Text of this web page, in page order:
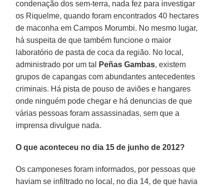
condenação dos sem-terra, nada fez para investigar
os Riquelme, quando foram encontrados 40 hectares
de maconha em Campos Morumbi. No mesmo lugar,
há suspeita de que também funcione o maior
laboratório de pasta de coca da região. No local,
administrado por um tal
Peñas Gambas, existem
grupos de capangas com abundantes antecedentes
criminais. Há pista de pouso de aviões e hangares
onde ninguém pode chegar e há denuncias de que
várias pessoas foram assassinadas, sem que a
imprensa divulgue nada.
O que aconteceu no dia 15 de junho de 2012?
Os camponeses foram informados, por pessoas que
haviam se infiltrado no local, no dia 14, de que havia